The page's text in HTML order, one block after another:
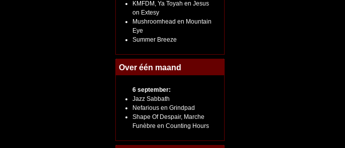
KMFDM, Ya Toyah en Jesus
on Extesy
Mushroomhead en Mountain
Eye
Summer Breeze
Over één maand
6 september:
Jazz Sabbath
Nefarious en Grindpad
Shape Of Despair, Marche
Funèbre en Counting Hours